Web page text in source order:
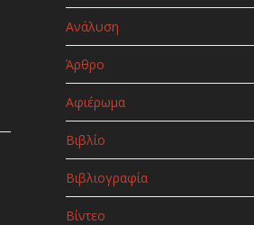
Ανάλυση
Άρθρο
Αφιέρωμα
Βιβλίο
Βιβλιογραφία
Βίντεο